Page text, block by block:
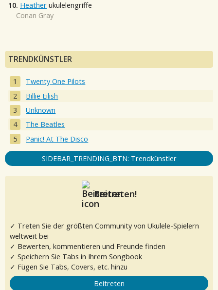
10. Heather ukulelengriffe
Conan Gray
TRENDKÜNSTLER
Twenty One Pilots
Billie Eilish
Unknown
The Beatles
Panic! At The Disco
SIDEBAR_TRENDING_BTN: Trendkünstler
Beitreten!
✓ Treten Sie der größten Community von Ukulele-Spielern
weltweit bei
✓ Bewerten, kommentieren und Freunde finden
✓ Speichern Sie Tabs in Ihrem Songbook
✓ Fügen Sie Tabs, Covers, etc. hinzu
Beitreten